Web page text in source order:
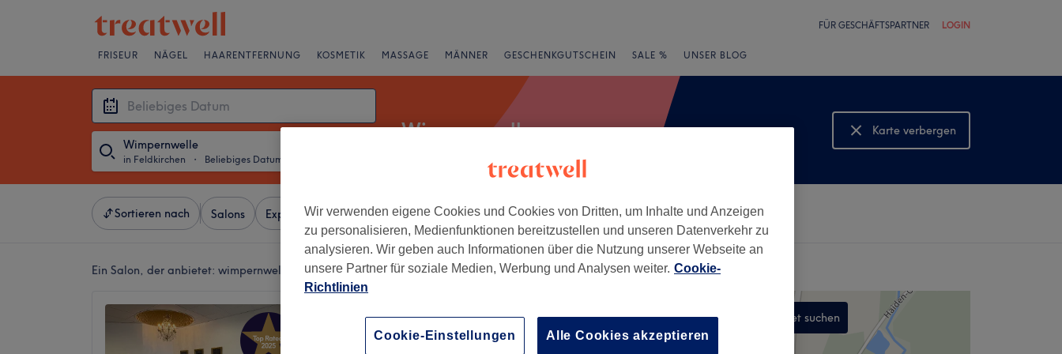
FÜR GESCHÄFTSPARTNER LOGIN
FRISEUR NÄGEL HAARENTFERNUNG KOSMETIK MASSAGE MÄNNER GESCHENKGUTSCHEIN SALE % UNSER BLOG
Wimpernwelle
in Feldkirchen ・ Beliebiges Datum
Wimpernwelle
Karte verbergen
Karte anzeigen
Sortieren nach Salons Expressangebote Bewertung
Ein Salon, der anbietet: wimpernwelle in Feldkirchen
EM-Beauty - Feldkirchen
128 Bewertungen
+
−
In diesem Gebiet suchen
Wir verwenden eigene Cookies und Cookies von Dritten, um Inhalte und Anzeigen
zu personalisieren, Medienfunktionen bereitzustellen und unseren Datenverkehr zu
analysieren. Wir geben auch Informationen über die Nutzung unserer Webseite an
unsere Partner für soziale Medien, Werbung und Analysen weiter. Cookie-
Richtlinien
Alle Cookies akzeptieren
Cookie-Einstellungen